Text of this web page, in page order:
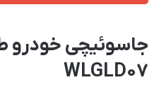
جاسوئیچی خودرو
WLGLD07